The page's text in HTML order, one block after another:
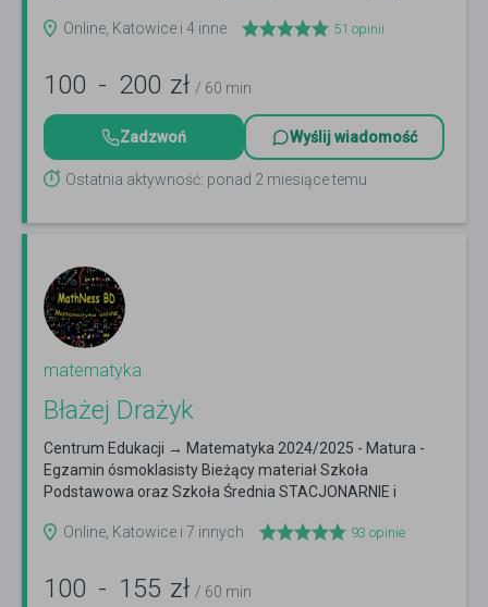
Online, Katowice i 4 inne
51 opinii
100 - 200 zł / 60 min
Zadzwoń Wyślij wiadomość
Ostatnia aktywność: ponad 2 miesiące temu
matematyka
Błażej Drażyk
Centrum Edukacji → Matematyka 2024/2025 - Matura -
Egzamin ósmoklasisty Bieżący materiał Szkoła
Podstawowa oraz Szkoła Średnia STACJONARNIE i
Online, Katowice i 7 innych
93 opinie
100 - 155 zł / 60 min